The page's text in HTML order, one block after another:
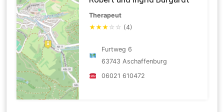
Therapeut
★★★ ☆ ☆ (4)
Furtweg 6
63743 Aschaffenburg
06021 610472